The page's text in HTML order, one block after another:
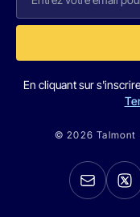
En cliquant sur
© 2026 Talmont